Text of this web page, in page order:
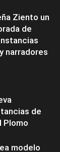
Ziento un
de
narradores
de
Plomo
modelo